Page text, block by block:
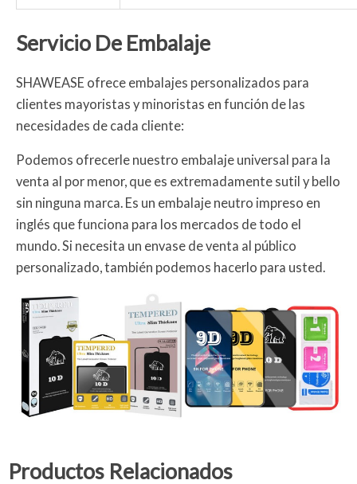
Servicio De Embalaje
SHAWEASE ofrece embalajes personalizados para
clientes mayoristas y minoristas en función de las
necesidades de cada cliente:
Podemos ofrecerle nuestro embalaje universal para la
venta al por menor, que es extremadamente sutil y bello
sin ninguna marca. Es un embalaje neutro impreso en
inglés que funciona para los mercados de todo el
mundo. Si necesita un envase de venta al público
personalizado, también podemos hacerlo para usted.
Productos Relacionados